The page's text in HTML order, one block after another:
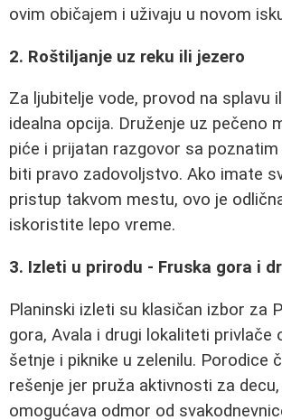
ovim običajem i uživaju u novom
2. Roštiljanje uz reku ili jezero
Za ljubitelje vode, provod na splavu
idealna opcija. Druženje uz pečeno
piće i prijatan razgovor sa
biti pravo zadovoljstvo. Ako imate
pristup takvom mestu, ovo je
iskoristite lepo vreme.
3. Izleti u prirodu - Fruska gora i
Planinski izleti su klasičan izbor za
gora, Avala i drugi lokaliteti privlače
šetnje i piknike u zelenilu. Porodice
rešenje jer pruža aktivnosti za
omogućava odmor od